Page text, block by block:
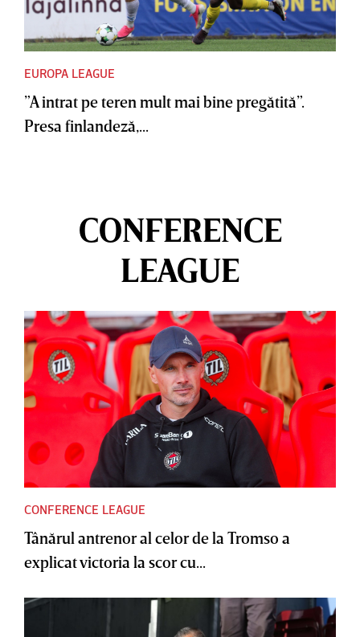
EUROPA LEAGUE
”A intrat pe teren mult mai bine pregătită”.
Presa finlandeză,...
CONFERENCE
LEAGUE
CONFERENCE LEAGUE
Tânărul antrenor al celor de la Tromso a
explicat victoria la scor cu...